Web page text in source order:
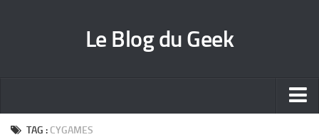
Le Blog du Geek
Blog jeux vidéo
TAG : CYGAMES